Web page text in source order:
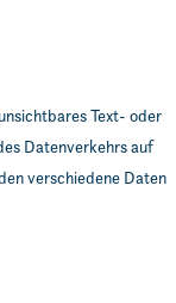
Text- oder
Datenverkehrs auf
verschiedene Daten